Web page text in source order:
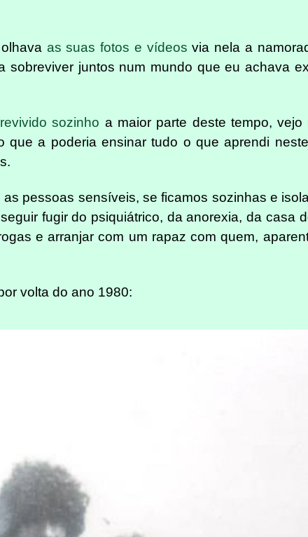
as suas fotos e vídeos via nela a
sobreviver juntos num mundo que eu achava
sozinho a maior parte deste tempo,
que a poderia ensinar tudo o que aprendi
pessoas sensíveis, se ficamos sozinhas e
fugir do psiquiátrico, da anorexia, da casa
e arranjar com um rapaz com quem,
volta do ano 1980: